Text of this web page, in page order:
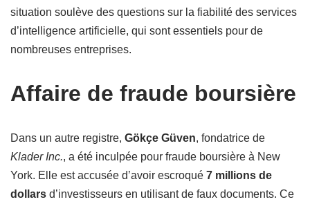
situation soulève des questions sur la fiabilité des services
d’intelligence artificielle, qui sont essentiels pour de
nombreuses entreprises.
Affaire de fraude boursière
Dans un autre registre, Gökçe Güven, fondatrice de
Klader Inc., a été inculpée pour fraude boursière à New
York. Elle est accusée d’avoir escroqué 7 millions de
dollars d’investisseurs en utilisant de faux documents. Ce